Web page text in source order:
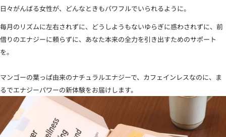
日々がんばる女性が、どんなときもパワフルでいられるように。
毎月のリズムに左右されずに、どうしようもないゆらぎに惑わされずに、前
借りのエナジーに頼らずに、あなた本来の全力を引き出すためのサポート
を。
マンゴーの葉っぱ由来のナチュラルエナジーで、カフェインレスなのに、ま
るでエナジーパワーの新体験をお届けします。